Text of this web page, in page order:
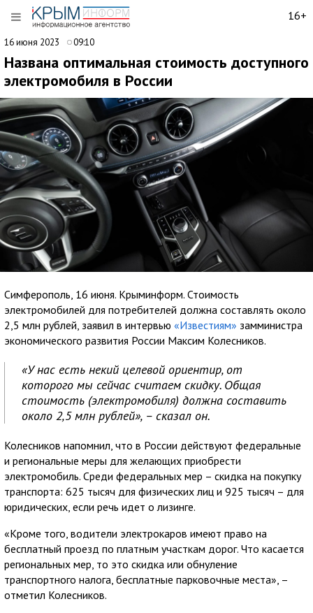
16+
16 июня 2023 09:10
Названа оптимальная стоимость доступного
электромобиля в России
Симферополь, 16 июня. Крыминформ. Стоимость
электромобилей для потребителей должна составлять около
2,5 млн рублей, заявил в интервью «Известиям» замминистра
экономического развития России Максим Колесников.
«У нас есть некий целевой ориентир, от
которого мы сейчас считаем скидку. Общая
стоимость (электромобиля) должна составить
около 2,5 млн рублей», – сказал он.
Колесников напомнил, что в России действуют федеральные
и региональные меры для желающих приобрести
электромобиль. Среди федеральных мер – скидка на покупку
транспорта: 625 тысяч для физических лиц и 925 тысяч – для
юридических, если речь идет о лизинге.
«Кроме того, водители электрокаров имеют право на
бесплатный проезд по платным участкам дорог. Что касается
региональных мер, то это скидка или обнуление
транспортного налога, бесплатные парковочные места», –
отметил Колесников.